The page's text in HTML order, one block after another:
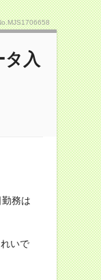
入
務は
いで